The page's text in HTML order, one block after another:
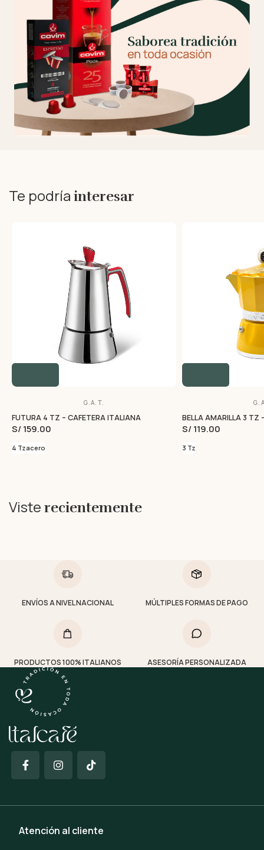
Te podría interesar
G.A.T.
FUTURA 4 TZ – CAFETERA ITALIANA
S/ 159.00
4 Tzacero
BELLA AMARILLA 3 TZ
S/ 119.00
3 Tz
Viste recientemente
ENVÍOS A NIVEL NACIONAL MÚLTIPLES FORMAS DE PAGO
PRODUCTOS 100% ITALIANOS ASESORÍA PERSONALIZADA
Atención al cliente